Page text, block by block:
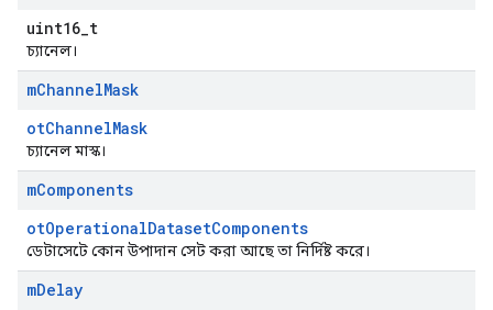
uint16_t
চ্যানেল।
mChannelMask
otChannelMask
চ্যানেল মাস্ক।
mComponents
otOperationalDatasetComponents
ডেটাসেটে কোন উপাদান সেট করা আছে তা নির্দিষ্ট করে।
mDelay